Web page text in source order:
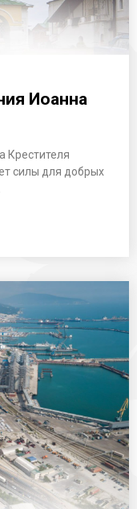
Иоанна
Крестителя
силы для добрых